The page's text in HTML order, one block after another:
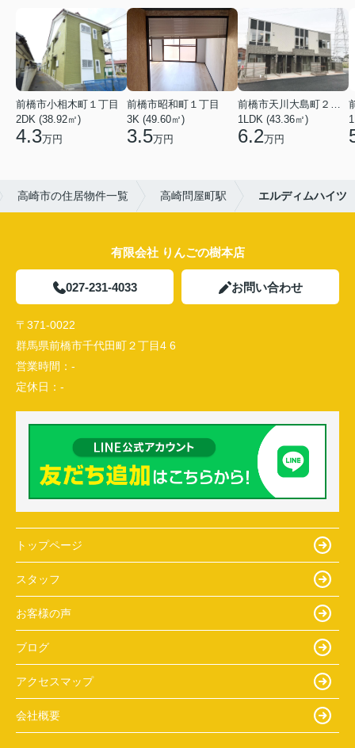
前橋市小相木町１丁目
2DK (38.92㎡)
4.3万円
前橋市昭和町１丁目
3K (49.60㎡)
3.5万円
前橋市天川大島町２丁目
1LDK (43.36㎡)
6.2万円
高崎市の住居物件一覧 高崎問屋町駅 エルディムハイツ
有限会社 りんごの樹本店
027-231-4033 お問い合わせ
〒371-0022
群馬県前橋市千代田町２丁目4 6
営業時間： -
定休日： -
トップページ
スタッフ
お客様の声
ブログ
アクセスマップ
会社概要